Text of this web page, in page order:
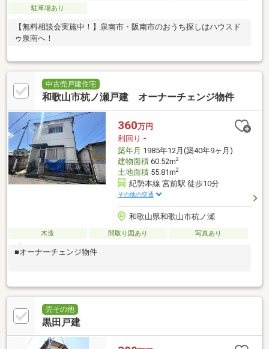
駐車場あり
【無料相談会実施中！】泉南市・阪南市のおうち探しはハウスド
ゥ泉南へ！
中古売戸建住宅
和歌山市杭ノ瀬戸建 オーナーチェンジ物件
360万円
利回り -
築年月 1985年12月(築40年9ヶ月)
建物面積60.52m2
土地面積55.81m2
紀勢本線 宮前駅 徒歩10分
その他の交通
和歌山県和歌山市杭ノ瀬
木造 間取り図あり 写真あり
■オーナーチェンジ物件
売その他
黒田戸建